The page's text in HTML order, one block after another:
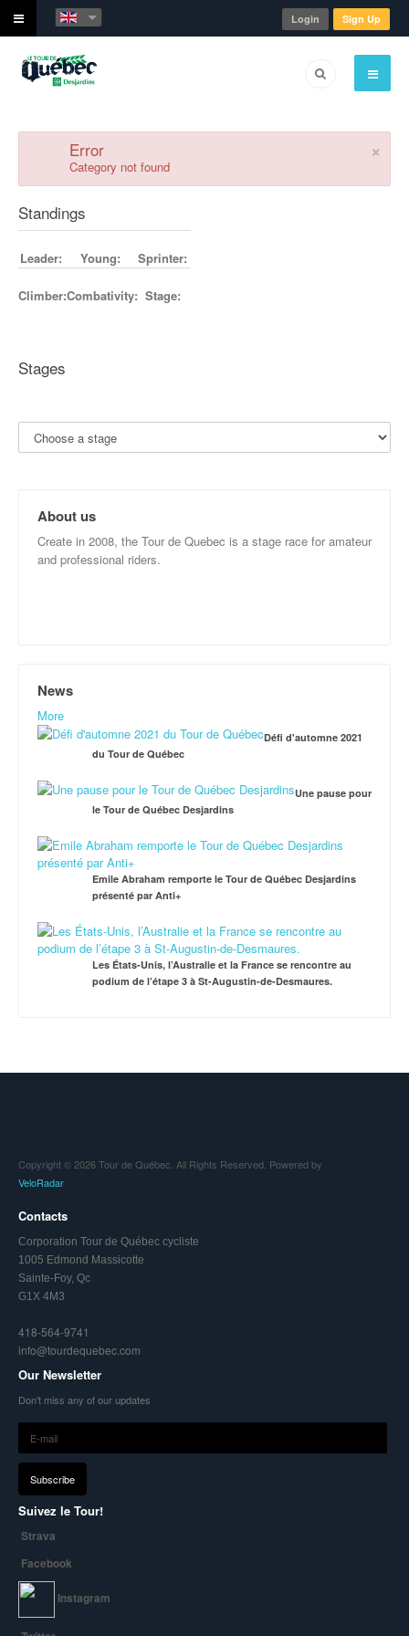
Login Sign Up
×
Error
Category not found
Standings
Leader: Young: Sprinter:
Climber:Combativity: Stage:
Stages
About us
Create in 2008, the Tour de Quebec is a stage race for amateur
and professional riders.
News
More
Défi d'automne 2021
du Tour de Québec
Une pause pour
le Tour de Québec Desjardins
Emile Abraham remporte le Tour de Québec Desjardins
présenté par Anti+
Les États-Unis, l’Australie et la France se rencontre au
podium de l’étape 3 à St-Augustin-de-Desmaures.
Copyright © 2026 Tour de Québec. All Rights Reserved. Powered by
VeloRadar
Contacts
Corporation Tour de Québec cycliste
1005 Edmond Massicotte
Sainte-Foy, Qc
G1X 4M3
418-564-9741
info@tourdequebec.com
Our Newsletter
Don't miss any of our updates
Suivez le Tour!
Strava
Facebook
Instagram